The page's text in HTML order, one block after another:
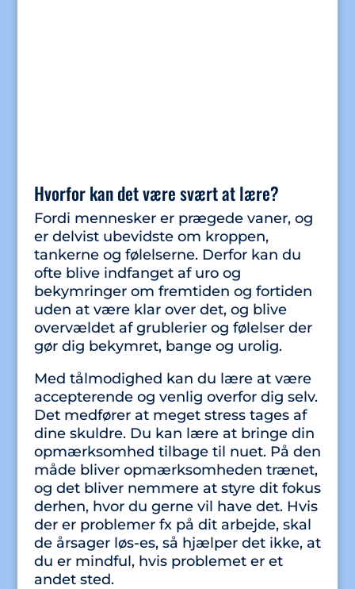
Hvorfor kan det være svært at lære?
Fordi mennesker er prægede vaner, og
er delvist ubevidste om kroppen,
tankerne og følelserne. Derfor kan du
ofte blive indfanget af uro og
bekymringer om fremtiden og fortiden
uden at være klar over det, og blive
overvældet af grublerier og følelser der
gør dig bekymret, bange og urolig.
Med tålmodighed kan du lære at være
accepterende og venlig overfor dig selv.
Det medfører at meget stress tages af
dine skuldre. Du kan lære at bringe din
opmærksomhed tilbage til nuet. På den
måde bliver opmærksomheden trænet,
og det bliver nemmere at styre dit fokus
derhen, hvor du gerne vil have det. Hvis
der er problemer fx på dit arbejde, skal
de årsager løs-es, så hjælper det ikke, at
du er mindful, hvis problemet er et
andet sted.